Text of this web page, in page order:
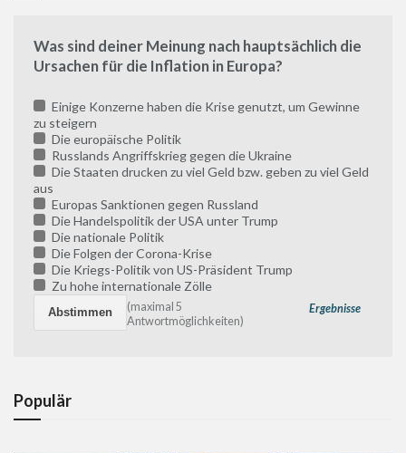
Was sind deiner Meinung nach hauptsächlich die
Ursachen für die Inflation in Europa?
Einige Konzerne haben die Krise genutzt, um Gewinne
zu steigern
Die europäische Politik
Russlands Angriffskrieg gegen die Ukraine
Die Staaten drucken zu viel Geld bzw. geben zu viel Geld
aus
Europas Sanktionen gegen Russland
Die Handelspolitik der USA unter Trump
Die nationale Politik
Die Folgen der Corona-Krise
Die Kriegs-Politik von US-Präsident Trump
Zu hohe internationale Zölle
Ergebnisse
(maximal 5
Antwortmöglichkeiten)
Populär